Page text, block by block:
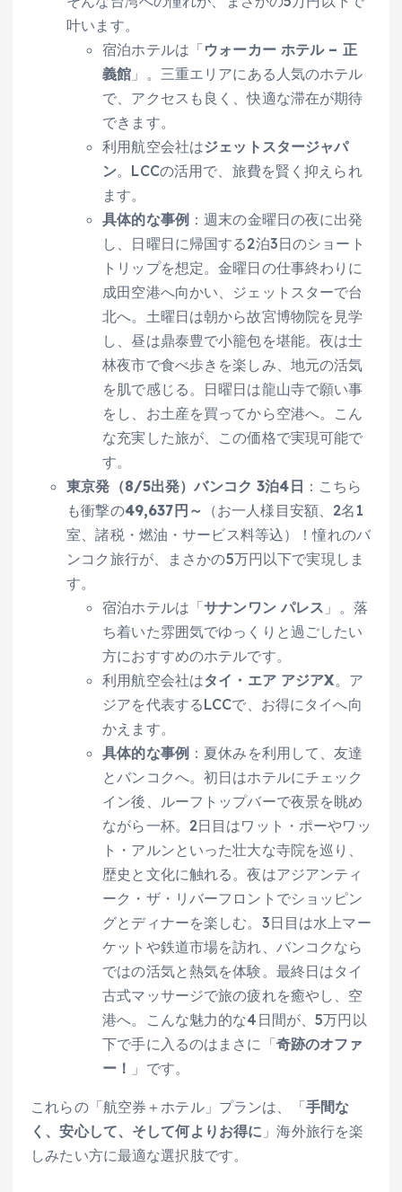
叶います。
宿泊ホテルは「ウォーカー ホテル – 正
義館 」。三重エリアにある人気のホテル
で、アクセスも良く、快適な滞在が期待
できます。
利用航空会社はジェットスタージャパ
ン。LCCの活用で、旅費を賢く抑えられ
ます。
具体的な事例 ：週末の金曜日の夜に出発
し、日曜日に帰国する2泊3日のショート
トリップを想定。金曜日の仕事終わりに
成田空港へ向かい、ジェットスターで台
北へ。土曜日は朝から故宮博物院を見学
し、昼は鼎泰豊で小籠包を堪能。夜は士
林夜市で食べ歩きを楽しみ、地元の活気
を肌で感じる。日曜日は龍山寺で願い事
をし、お土産を買ってから空港へ。こん
な充実した旅が、この価格で実現可能で
す。
東京発（8/5出発）バンコク 3泊4日 ：こちら
も衝撃の49,637円～ （お一人様目安額、2名1
室、諸税・燃油・サービス料等込）！憧れのバ
ンコク旅行が、まさかの5万円以下で実現しま
す。
宿泊ホテルは「サナンワン パレス 」。落
ち着いた雰囲気でゆっくりと過ごしたい
方におすすめのホテルです。
利用航空会社はタイ・エア アジアX。ア
ジアを代表するLCCで、お得にタイへ向
かえます。
具体的な事例 ：夏休みを利用して、友達
とバンコクへ。初日はホテルにチェック
イン後、ルーフトップバーで夜景を眺め
ながら一杯。2日目はワット・ポーやワッ
ト・アルンといった壮大な寺院を巡り、
歴史と文化に触れる。夜はアジアンティ
ーク・ザ・リバーフロントでショッピン
グとディナーを楽しむ。3日目は水上マー
ケットや鉄道市場を訪れ、バンコクなら
ではの活気と熱気を体験。最終日はタイ
古式マッサージで旅の疲れを癒やし、空
港へ。こんな魅力的な4日間が、5万円以
下で手に入るのはまさに「奇跡のオファ
ー！ 」です。
これらの「航空券＋ホテル」プランは、「手間な
く、安心して、そして何よりお得に 」海外旅行を楽
しみたい方に最適な選択肢です。